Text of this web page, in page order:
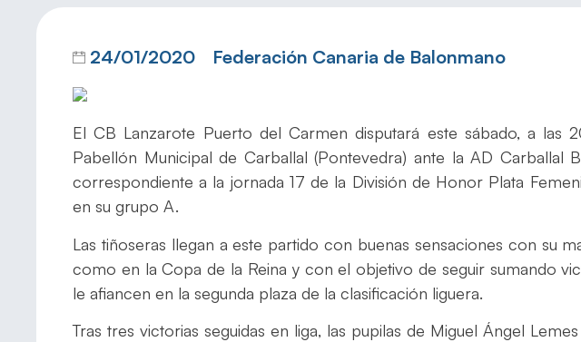
24/01/2020 Federación Canaria de Balonmano
El CB Lanzarote Puerto del Carmen disputará este sábado, a las
Pabellón Municipal de Carballal (Pontevedra) ante la AD Carballal
correspondiente a la jornada 17 de la División de Honor Plata
en su grupo A.
Las tiñoseras llegan a este partido con buenas sensaciones con su
como en la Copa de la Reina y con el objetivo de seguir sumando
le afiancen en la segunda plaza de la clasificación liguera.
Tras tres victorias seguidas en liga, las pupilas de Miguel Ángel